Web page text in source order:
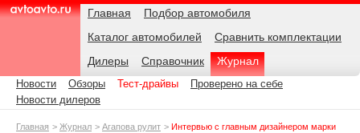
AvtoAvto.ru
Навигация Главная
Подбор автомобиля
Каталог автомобилей
Сравнить комплектации
Дилеры
Справочник Журнал
Подразделы
Новости Обзоры Тест-драйвы
Проверено на себе
Новости дилеров
Родительские
Главная Журнал Агапова рулит
Интервью с главным дизайнером марки
Дата: